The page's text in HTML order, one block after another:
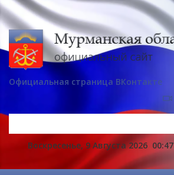
Официальная страница ВКонтакте
Воскресенье, 9 Августа 2026 00:47